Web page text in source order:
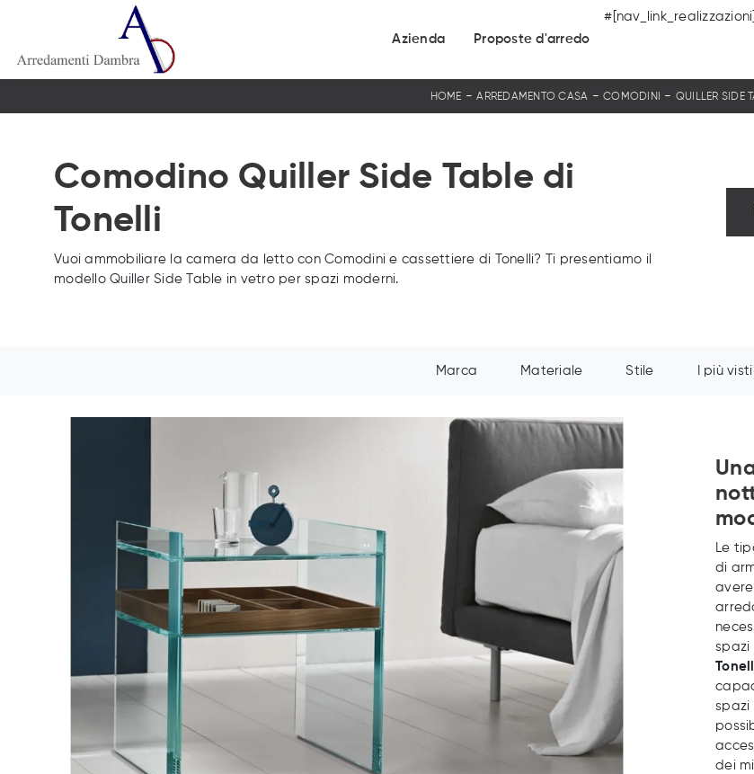
Azienda Proposte d'arredo
HOME -ARREDAMENTO CASA -COMODINI - QUILLER SIDE
Comodino Quiller Side Table di
Tonelli
Vuoi ammobiliare la camera da letto con Comodini e cassettiere di Tonelli? Ti presentiamo il
modello Quiller Side Table in vetro per spazi moderni.
Marca Materiale Stile I più
Le
di
spazi
Tonelli
spazi
dei